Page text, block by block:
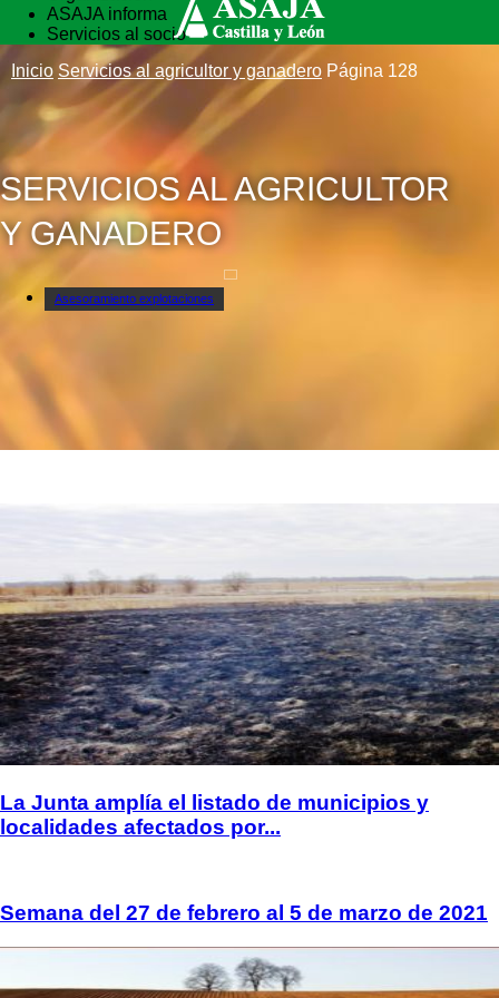
ASAJA informa
Servicios al socio
Vida rural
Formación
Inicio Servicios al agricultor y ganadero Página 128
SERVICIOS AL AGRICULTOR
Y GANADERO
Asesoramiento explotaciones
La Junta amplía el listado de municipios y
localidades afectados por...
Semana del 27 de febrero al 5 de marzo de 2021